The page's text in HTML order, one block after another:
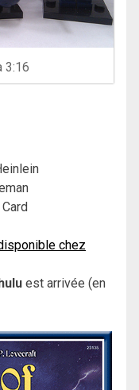
3:16
chez
est arrivée (en